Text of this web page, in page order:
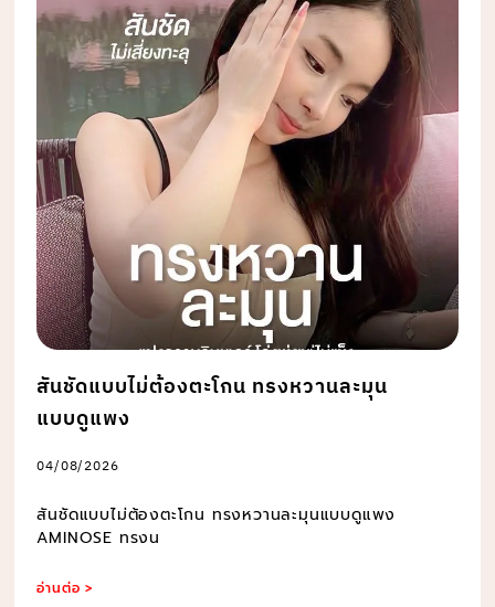
สันชัดแบบไม่ต้องตะโกน ทรงหวานละมุน
แบบดูแพง
04/08/2026
สันชัดแบบไม่ต้องตะโกน ทรงหวานละมุนแบบดูแพง
AMINOSE ทรงน
อ่านต่อ >